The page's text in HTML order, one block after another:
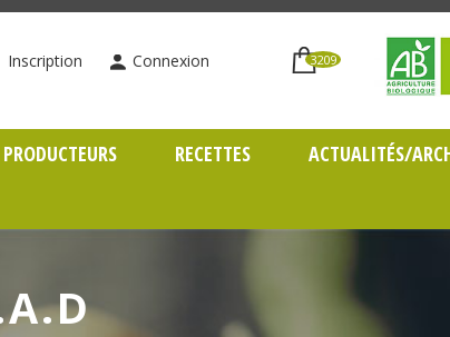
Inscription Connexion 3209
PRODUCTEURS RECETTES ACTUALITÉS/